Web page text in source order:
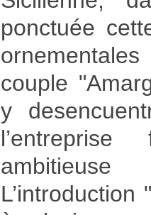
ponctuée
couple
y